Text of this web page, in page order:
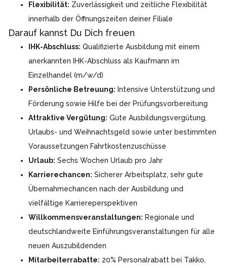
Flexibilität: Zuverlässigkeit und zeitliche Flexibilität
innerhalb der Öffnungszeiten deiner Filiale
Darauf kannst Du Dich freuen
IHK-Abschluss: Qualifizierte Ausbildung mit einem
anerkannten IHK-Abschluss als Kaufmann im
Einzelhandel (m/w/d)
Persönliche Betreuung: Intensive Unterstützung und
Förderung sowie Hilfe bei der Prüfungsvorbereitung
Attraktive Vergütung: Gute Ausbildungsvergütung,
Urlaubs- und Weihnachtsgeld sowie unter bestimmten
Voraussetzungen Fahrtkostenzuschüsse
Urlaub: Sechs Wochen Urlaub pro Jahr
Karrierechancen: Sicherer Arbeitsplatz, sehr gute
Übernahmechancen nach der Ausbildung und
vielfältige Karriereperspektiven
Willkommensveranstaltungen: Regionale und
deutschlandweite Einführungsveranstaltungen für alle
neuen Auszubildenden
Mitarbeiterrabatte: 20% Personalrabatt bei Takko,